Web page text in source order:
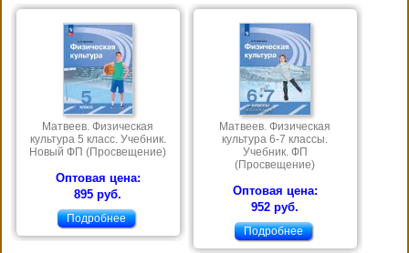
Матвеев. Физическая
культура 5 класс. Учебник.
Новый ФП (Просвещение)
Оптовая цена:
895 руб.
Подробнее
Матвеев. Физическая
культура 6-7 классы.
Учебник. ФП
(Просвещение)
Оптовая цена:
952 руб.
Подробнее